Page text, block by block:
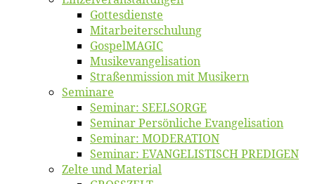
Got­tes­diens­te
Mitarbeiter­schulung
Gos­pel­MA­GIC
Musikevan­ge­li­sa­tion
Straßenmis­sion mit Musikern
Se­mi­na­re
Se­mi­nar: SEELSORGE
Se­mi­nar Per­sön­li­che Evangelisation
Se­mi­nar: MODERATION
Se­mi­nar: EVANGELISTISCH PREDIGEN
Zel­te und Material